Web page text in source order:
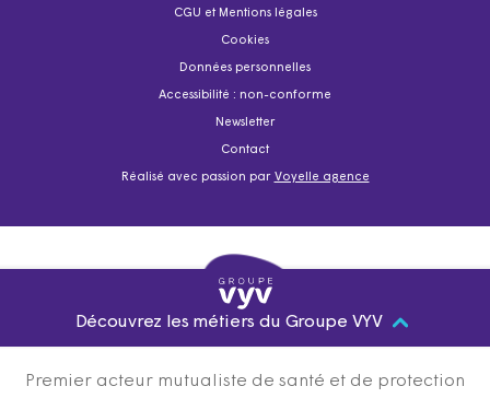
CGU et Mentions légales
Cookies
Données personnelles
Accessibilité : non-conforme
Newsletter
Contact
Réalisé avec passion par Voyelle agence
Découvrez les métiers du Groupe VYV
Premier acteur mutualiste de santé et de protection